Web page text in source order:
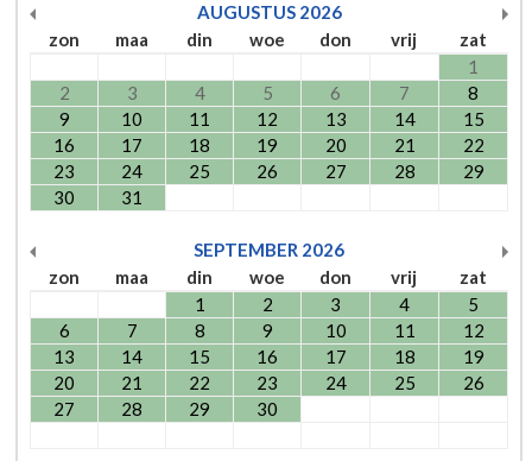
AUGUSTUS 2026
zon
maa din woe don vrij
zat
1
2
3 4 5 6 7
8
9
10 11 12 13 14
15
16
17 18 19 20 21
22
23
24 25 26 27 28
29
30
31
SEPTEMBER 2026
zon
maa din woe don vrij
zat
1
2 3 4
5
6
7 8 9 10 11
12
13
14 15 16 17 18
19
20
21 22 23 24 25
26
27
28 29 30